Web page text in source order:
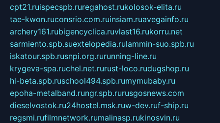
cpt21.ruispecspb.ruregahost.rukolosok-elita.ru
tae-kwon.ruconsrio.com.ruinsiam.ruavegainfo.ru
archery161.rubigencyclica.ruvlast16.rukorru.net
sarmiento.spb.suextelopedia.rulammin-suo.spb.ru
iskatour.spb.rusnpi.org.rurunning-line.ru
krygeva-spa.ruchel.net.rurust-loco.rudugshop.ru
hl-beta.spb.ruschool494.spb.rumymubaby.ru
epoha-metalband.rungr.spb.rurusgosnews.com
dieselvostok.ru24hostel.msk.ruw-dev.ruf-ship.ru
regsmi.rufilmnetwork.rumalinasp.rukinosvin.ru